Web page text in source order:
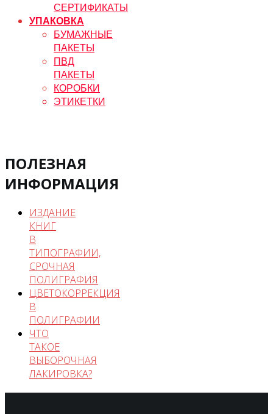
СЕРТИФИКАТЫ
УПАКОВКА
БУМАЖНЫЕ
ПАКЕТЫ
ПВД
ПАКЕТЫ
КОРОБКИ
ЭТИКЕТКИ
ПОЛЕЗНАЯ
ИНФОРМАЦИЯ
ИЗДАНИЕ
КНИГ
В
ТИПОГРАФИИ,
СРОЧНАЯ
ПОЛИГРАФИЯ
ЦВЕТОКОРРЕКЦИЯ
В
ПОЛИГРАФИИ
ЧТО
ТАКОЕ
ВЫБОРОЧНАЯ
ЛАКИРОВКА?